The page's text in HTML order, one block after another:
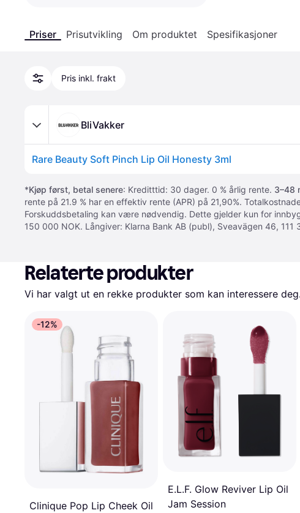
Priser Prisutvikling Om produktet Spesifikasjoner
Pris inkl. frakt
BliVakker
Rare Beauty Soft Pinch Lip Oil Honesty 3ml
*Kjøp først, betal senere: Kreditttid: 30 dager. 0 % årlig rente. 3–48
rente på 21.9 % har en effektiv rente (APR) på 21,90%.
Forskuddsbetaling kan være nødvendig. Dette gjelder kun for
150 000 NOK. Långiver: Klarna Bank AB (publ), Sveavägen 46,
Relaterte produkter
Vi har valgt ut en rekke produkter som kan interessere deg.
-12%
Clinique Pop Lip Cheek Oil
E.L.F. Glow Reviver Lip Oil
Jam Session